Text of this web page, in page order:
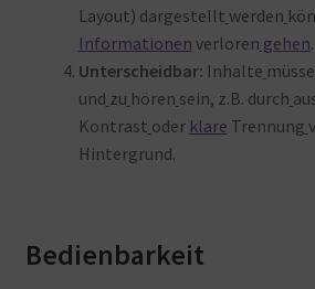
Layout) dargestellt werden
Informationen verloren gehen.
Unterscheidbar: Inhalte
und zu hören sein, z.B. durch
Kontrast oder klare Trennung
Hintergrund.
Bedienbarkeit